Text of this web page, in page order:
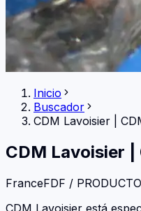
Inicio
Buscador
CDM Lavoisier
CDM Lavoisier
FranceFDF /
CDM Lavoisier está